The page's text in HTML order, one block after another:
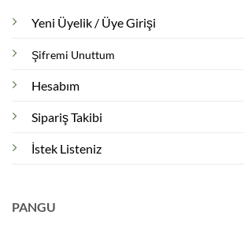
Yeni Üyelik / Üye Girişi
Şifremi Unuttum
Hesabım
Sipariş Takibi
İstek Listeniz
PANGU